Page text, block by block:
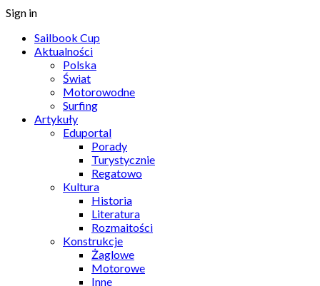
Sign in
Sailbook Cup
Aktualności
Polska
Świat
Motorowodne
Surfing
Artykuły
Eduportal
Porady
Turystycznie
Regatowo
Kultura
Historia
Literatura
Rozmaitości
Konstrukcje
Żaglowe
Motorowe
Inne